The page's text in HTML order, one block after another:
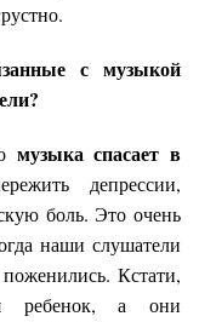
с музыкой
музыка спасает в
депрессии,
боль. Это очень
наши слушатели
Кстати,
ребенок, а они